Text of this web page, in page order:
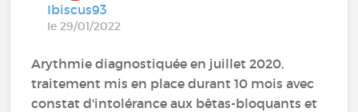
Ibiscus93
le 29/01/2022
Arythmie diagnostiquée en juillet 2020,
traitement mis en place durant 10 mois avec
constat d'intolérance aux bêtas-bloquants et